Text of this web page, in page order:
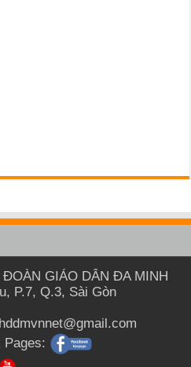
GIÁO DÂN ĐA MINH
P.7, Q.3, Sài Gòn
Pages: